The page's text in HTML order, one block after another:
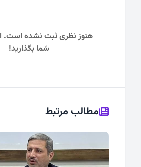
هنوز نظری ثبت نشده است.
شما بگذارید!
مطالب مرتبط